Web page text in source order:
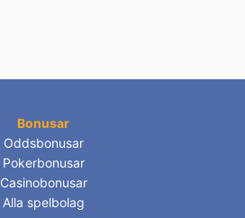
Bonusar
Oddsbonusar
Pokerbonusar
Casinobonusar
Alla spelbolag